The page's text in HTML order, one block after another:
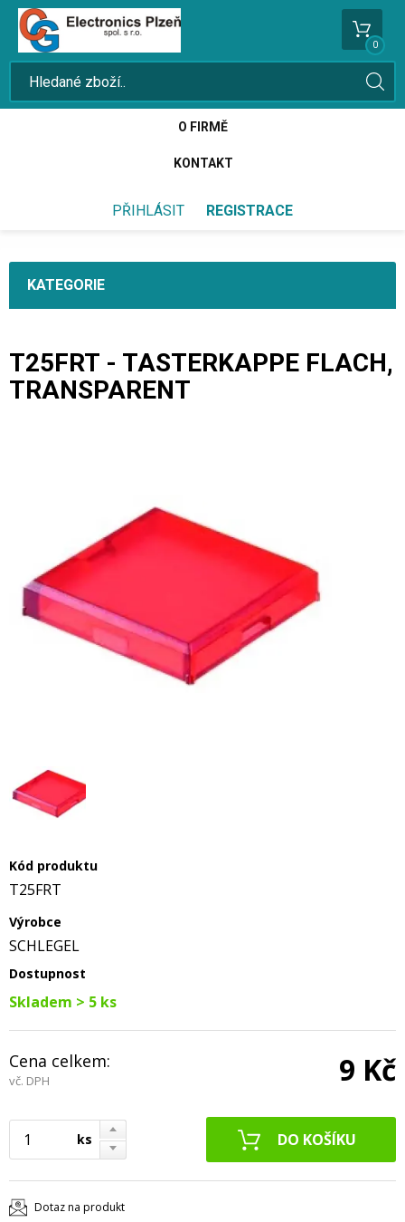
0
O FIRMĚ
KONTAKT
PŘIHLÁSIT REGISTRACE
KATEGORIE
T25FRT - TASTERKAPPE FLACH,
TRANSPARENT
Kód produktu
T25FRT
Výrobce
SCHLEGEL
Dostupnost
Skladem > 5 ks
Cena celkem:
vč. DPH 9 Kč
ks
Dotaz na produkt